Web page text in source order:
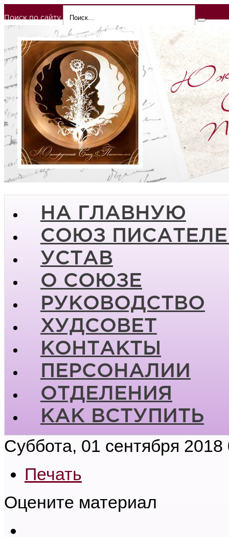
Поиск по сайту
НА ГЛАВНУЮ
СОЮЗ
УСТАВ
О СОЮЗЕ
РУКОВОДСТВО
ХУДСОВЕТ
КОНТАКТЫ
ПЕРСОНАЛИИ
ОТДЕЛЕНИЯ
КАК ВСТУПИТЬ
Суббота, 01 сентября 2018
Печать
Оцените материал